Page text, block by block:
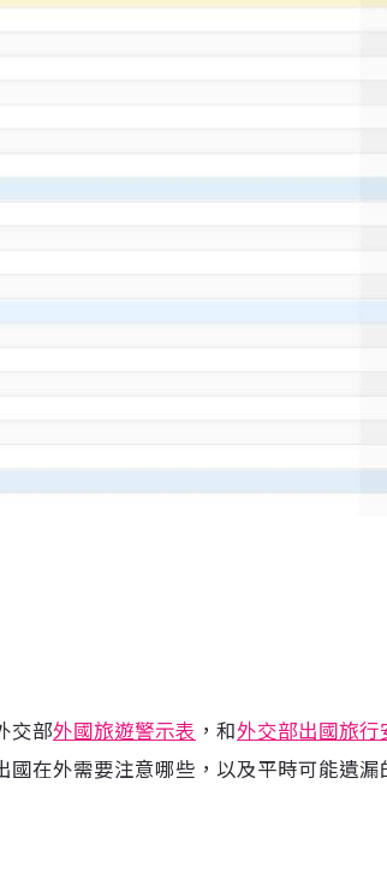
交部外國旅遊警示表 ，和外交部出國旅行
國在外需要注意哪些，以及平時可能遺漏